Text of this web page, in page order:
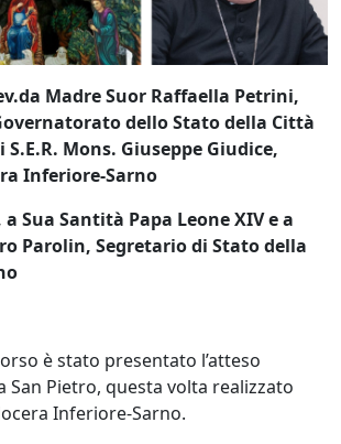
Madre Suor Raffaella Petrini,
dello Stato della Città
Mons. Giuseppe Giudice,
Inferiore-Sarno
Sua Santità Papa Leone XIV e a
Parolin, Segretario di Stato della
è stato presentato l’atteso
San Pietro, questa volta realizzato
Inferiore-Sarno.